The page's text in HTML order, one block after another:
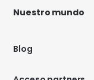
Nuestro mundo
Blog